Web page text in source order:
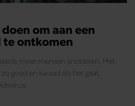
om aan een
ontkomen
meer mensen snotteren. Met
goed en kwaad als het gaat,